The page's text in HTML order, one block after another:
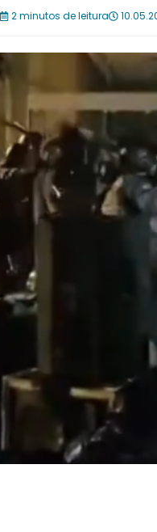
2 minutos de leitura